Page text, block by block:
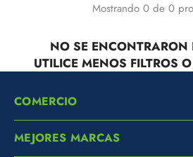
Mostrando 0 de 0
NO SE ENCONTRARON
UTILICE MENOS FILTROS O
COMERCIO
MEJORES MARCAS